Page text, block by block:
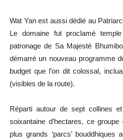
Wat Yan est aussi dédié au
Le domaine fut proclamé
patronage de Sa Majesté
démarré un nouveau programme
budget que l’on dit colossal,
(visibles de la route).
Réparti autour de sept collines
soixantaine d’hectares, ce
plus grands ‘parcs’